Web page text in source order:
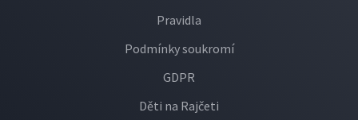
Pravidla
Podmínky soukromí
GDPR
Děti na Rajčeti